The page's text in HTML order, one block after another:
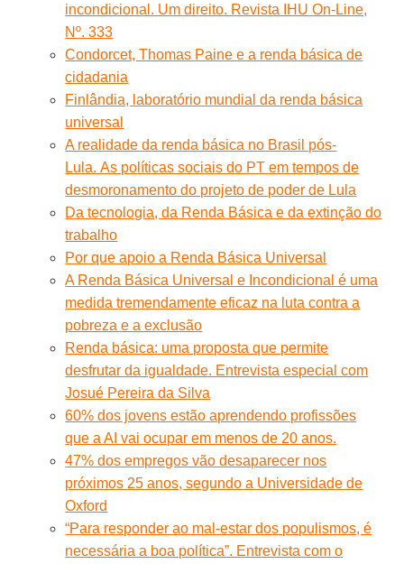
incondicional. Um direito. Revista IHU On-Line,
Nº. 333
Condorcet, Thomas Paine e a renda básica de
cidadania
Finlândia, laboratório mundial da renda básica
universal
A realidade da renda básica no Brasil pós-
Lula. As políticas sociais do PT em tempos de
desmoronamento do projeto de poder de Lula
Da tecnologia, da Renda Básica e da extinção do
trabalho
Por que apoio a Renda Básica Universal
A Renda Básica Universal e Incondicional é uma
medida tremendamente eficaz na luta contra a
pobreza e a exclusão
Renda básica: uma proposta que permite
desfrutar da igualdade. Entrevista especial com
Josué Pereira da Silva
60% dos jovens estão aprendendo profissões
que a AI vai ocupar em menos de 20 anos.
47% dos empregos vão desaparecer nos
próximos 25 anos, segundo a Universidade de
Oxford
“Para responder ao mal-estar dos populismos, é
necessária a boa política”. Entrevista com o